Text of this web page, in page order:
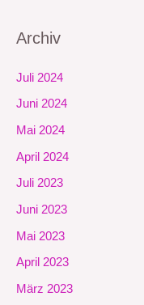
Archiv
Juli 2024
Juni 2024
Mai 2024
April 2024
Juli 2023
Juni 2023
Mai 2023
April 2023
März 2023